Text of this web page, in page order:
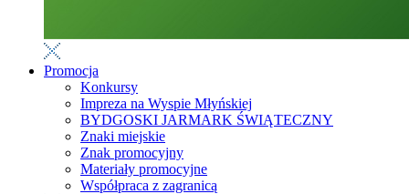
Promocja
Konkursy
Impreza na Wyspie Młyńskiej
BYDGOSKI JARMARK ŚWIĄTECZNY
Znaki miejskie
Znak promocyjny
Materiały promocyjne
Współpraca z zagranicą